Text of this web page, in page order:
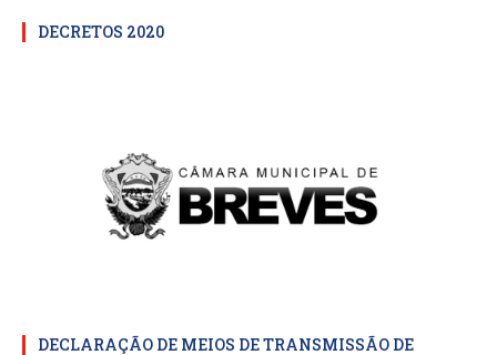
DECRETOS 2020
DECLARAÇÃO DE MEIOS DE TRANSMISSÃO DE